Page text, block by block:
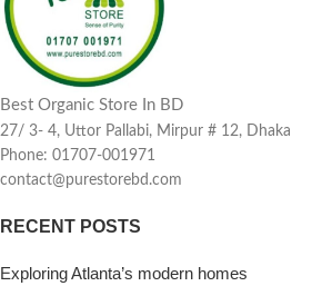
গোলাপী,সাদা এবং লাল রং এর খনিজ
উপাদান বিদ্যমান থাকায় এর রং গোলাপী
দেখায়।এর পুষ্টিগুণ সাধারণ লবণের থেকে
অনেক বেশী।এই লবণ হিমালয় পর্বত থেকে
তৈরি হয় এবং সেখানে এটি “হোয়াইট গোল্ড”
নামে সুপরিচিত। এই লবণের অনন্যতার
কারণ হচ্ছে এর গোলাপি বর্ণ যা আয়রন
অক্সাইডের উপস্থিতির জন্য হয়ে থাকে।
প্রধানত হিমালয়ান সল্ট সোডিয়াম ক্লোরাইড
ম্যাগনেসিয়াম, ক্যালসিয়াম, পটাসিয়াম,
Best Organic Store In BD
27/ 3- 4, Uttor Pallabi, Mirpur # 12, Dhaka
Phone: 01707-001971
contact@purestorebd.com
RECENT POSTS
Exploring Atlanta’s modern homes